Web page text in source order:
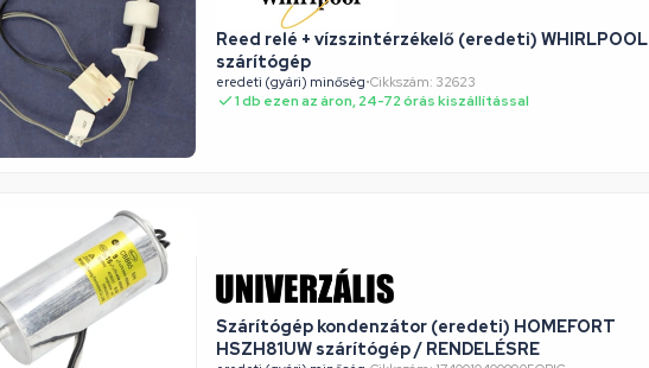
Reed relé + vízszintérzékelő (eredeti) WHIRLPOOL
szárítógép
eredeti (gyári) minőség•Cikkszám: 32623
1 db ezen az áron, 24-72 órás kiszállítással
Szárítógép kondenzátor (eredeti) HOMEFORT
HSZH81UW szárítógép / RENDELÉSRE